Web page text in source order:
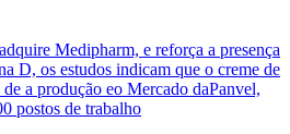
Medipharm, e reforça a presença
D, os estudos indicam que o creme de
a produção eo Mercado daPanvel,
postos de trabalho